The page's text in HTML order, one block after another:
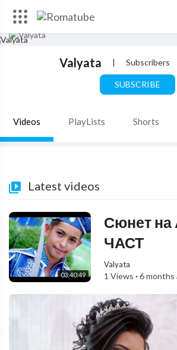
Valyata | Subscribers
SUBSCRIBE
Videos PlayLists Shorts
Latest videos
03:40:49
Сюнет на
ЧАСТ
Valyata
1 Views ·6 months